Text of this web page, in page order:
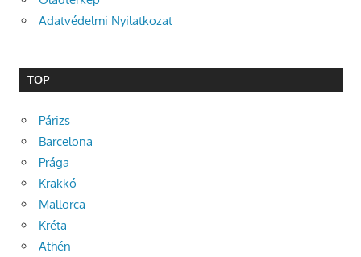
Adatvédelmi Nyilatkozat
TOP
Párizs
Barcelona
Prága
Krakkó
Mallorca
Kréta
Athén